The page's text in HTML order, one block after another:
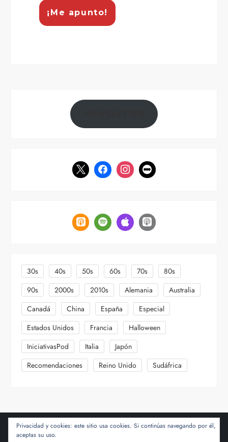
30s 40s 50s 60s 70s
80s
90s
2000s 2010s Alemania
Australia
Canadá
China España
Especial
Estados Unidos
Francia
Halloween
IniciativasPod
Italia
Japón
Recomendaciones
Reino Unido Sudáfrica
Privacidad y cookies: este sitio usa cookies. Si continúas navegando por él,
aceptas su uso.